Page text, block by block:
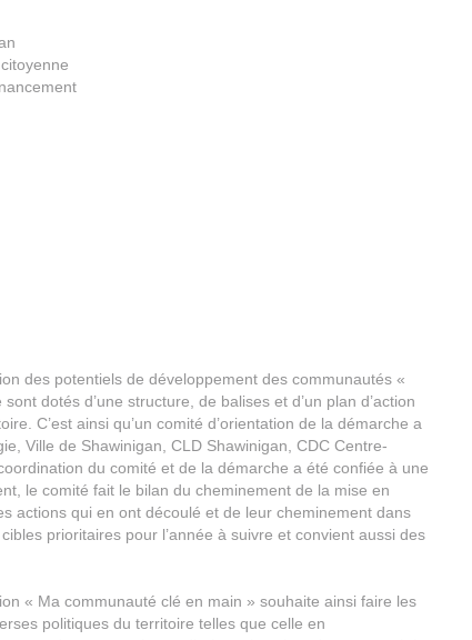
des potentiels de développement des communautés «
dotés d’une structure, de balises et d’un plan d’action
C’est ainsi qu’un comité d’orientation de la démarche a
Ville de Shawinigan, CLD Shawinigan, CDC Centre-
du comité et de la démarche a été confiée à une
le comité fait le bilan du cheminement de la mise en
actions qui en ont découlé et de leur cheminement dans
prioritaires pour l’année à suivre et convient aussi des
« Ma communauté clé en main » souhaite ainsi faire les
politiques du territoire telles que celle en